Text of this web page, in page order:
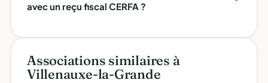
avec un reçu fiscal CERFA ?
Associations similaires à
Villenauxe-la-Grande